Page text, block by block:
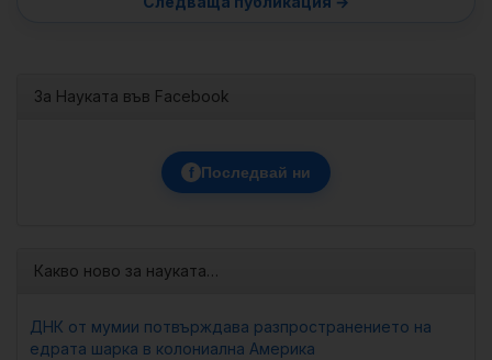
За Науката във Facebook
f Последвай ни
Какво ново за науката…
ДНК от мумии потвърждава разпространението на
едрата шарка в колониална Америка